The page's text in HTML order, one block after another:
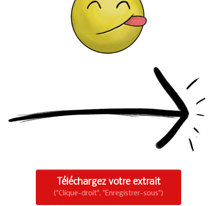
Téléchargez votre extrait
("Clique-droit", "Enregistrer-sous")